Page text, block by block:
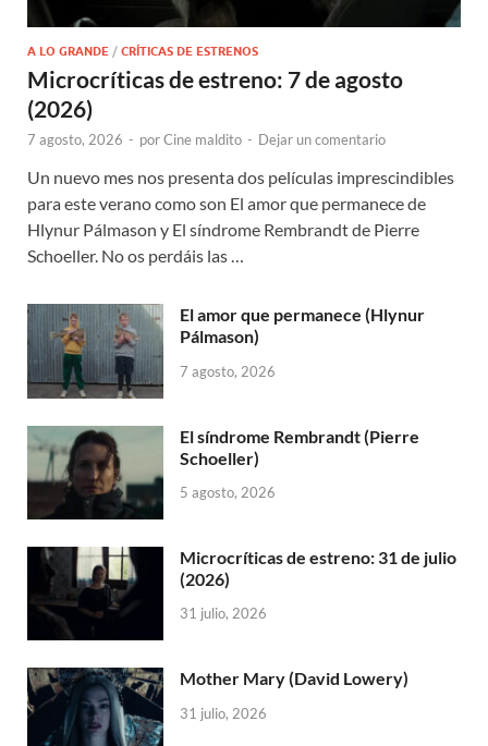
A LO GRANDE / CRÍTICAS DE ESTRENOS
Microcríticas de estreno: 7 de agosto
(2026)
7 agosto, 2026 - porCine maldito - Dejar un comentario
Un nuevo mes nos presenta dos películas imprescindibles
para este verano como son El amor que permanece de
Hlynur Pálmason y El síndrome Rembrandt de Pierre
Schoeller. No os perdáis las …
El amor que permanece (Hlynur
Pálmason)
7 agosto, 2026
El síndrome Rembrandt (Pierre
Schoeller)
5 agosto, 2026
Microcríticas de estreno: 31 de julio
(2026)
31 julio, 2026
Mother Mary (David Lowery)
31 julio, 2026